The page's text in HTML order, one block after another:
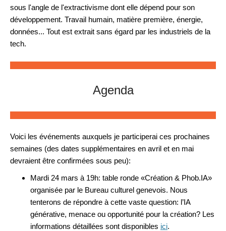
sous l'angle de l'extractivisme dont elle dépend pour son
développement. Travail humain, matière première, énergie,
données... Tout est extrait sans égard par les industriels de la
tech.
Agenda
Voici les événements auxquels je participerai ces prochaines
semaines (des dates supplémentaires en avril et en mai
devraient être confirmées sous peu):
Mardi 24 mars à 19h: table ronde «Création & Phob.IA»
organisée par le Bureau culturel genevois. Nous
tenterons de répondre à cette vaste question: l’IA
générative, menace ou opportunité pour la création? Les
informations détaillées sont disponibles ici.